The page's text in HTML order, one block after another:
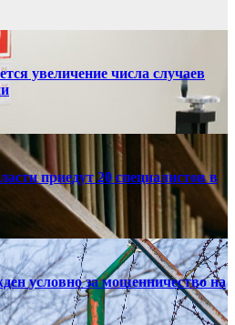
увеличение числа случаев
приедут 20 специалистов в
условно за мошенничество на